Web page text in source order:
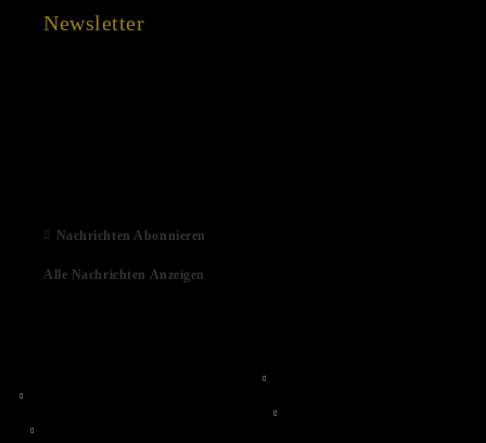
Newsletter
Nachrichten Abonnieren
Alle Nachrichten Anzeigen